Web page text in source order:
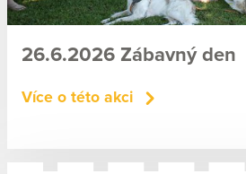
26.6.2026 Zábavný den
Více o této akci